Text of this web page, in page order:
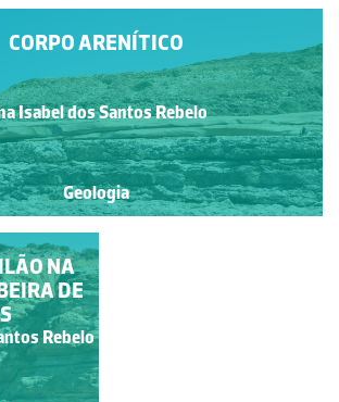
CORPO ARENÍTICO
Isabel dos Santos Rebelo
Geologia
O
FALHA
Fidalgo
NA
DE
Rebelo